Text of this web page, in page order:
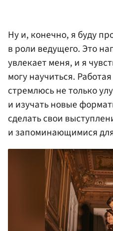
Ну и, конечно, я буду
в роли ведущего. Это
увлекает меня, и я
могу научиться.
стремлюсь не только
и изучать новые
сделать свои
и запоминающимися